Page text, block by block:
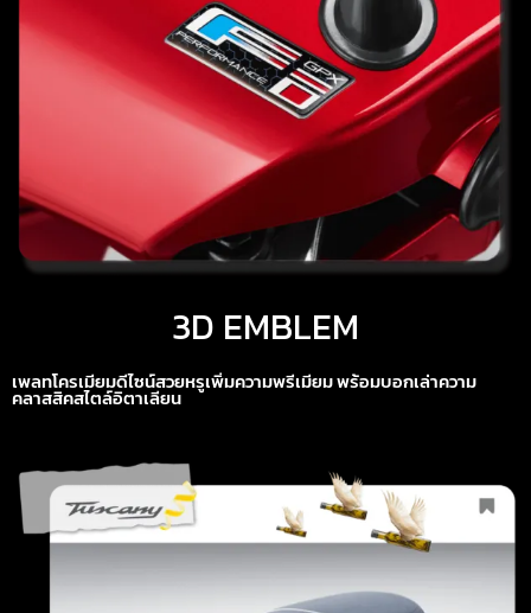
3D EMBLEM
เพลทโครเมียมดีไซน์สวยหรูเพิ่มความพรีเมียม พร้อมบอกเล่าความ
คลาสสิคสไตล์อิตาเลียน